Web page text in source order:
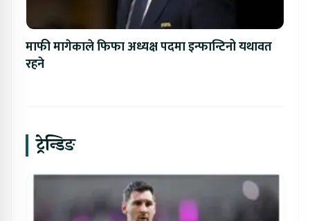
माफी मागेकाले फिफा अध्यक्ष पदमा इन्फान्टिनो यथावत
रहने
ट्रेन्डिङ